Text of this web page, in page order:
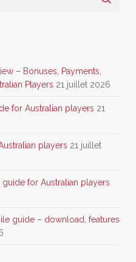
– Bonuses, Payments,
Players 21 juillet 2026
for Australian players 21
players 21 juillet
for Australian players
guide – download, features